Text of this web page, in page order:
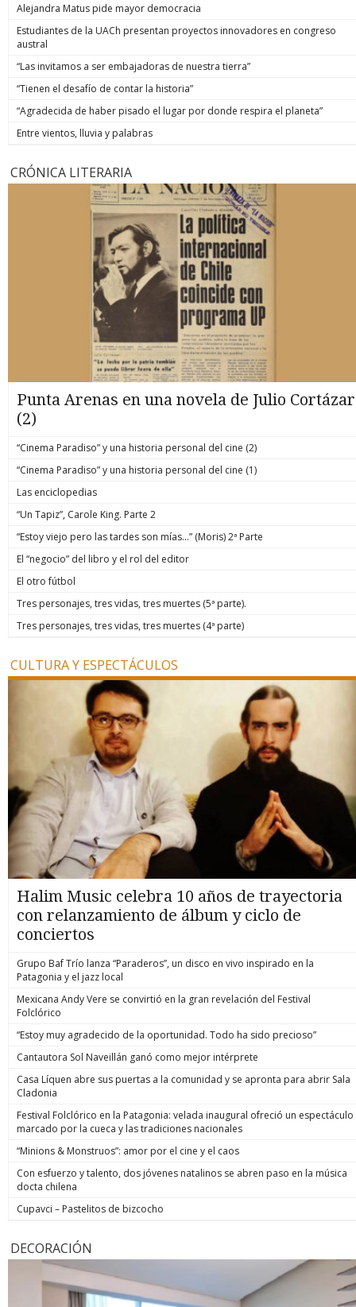
Alejandra Matus pide mayor democracia
Estudiantes de la UACh presentan proyectos innovadores en congreso
austral
“Las invitamos a ser embajadoras de nuestra tierra”
“Tienen el desafío de contar la historia”
“Agradecida de haber pisado el lugar por donde respira el planeta”
Entre vientos, lluvia y palabras
CRÓNICA LITERARIA
Punta Arenas en una novela de Julio Cortázar
(2)
“Cinema Paradiso” y una historia personal del cine (2)
“Cinema Paradiso” y una historia personal del cine (1)
Las enciclopedias
“Un Tapiz”, Carole King. Parte 2
“Estoy viejo pero las tardes son mías…” (Moris) 2ª Parte
El “negocio” del libro y el rol del editor
El otro fútbol
Tres personajes, tres vidas, tres muertes (5ª parte).
Tres personajes, tres vidas, tres muertes (4ª parte)
CULTURA Y ESPECTÁCULOS
Halim Music celebra 10 años de trayectoria
con relanzamiento de álbum y ciclo de
conciertos
Grupo Baf Trío lanza “Paraderos”, un disco en vivo inspirado en la
Patagonia y el jazz local
Mexicana Andy Vere se convirtió en la gran revelación del Festival
Folclórico
“Estoy muy agradecido de la oportunidad. Todo ha sido precioso”
Cantautora Sol Naveillán ganó como mejor intérprete
Casa Líquen abre sus puertas a la comunidad y se apronta para abrir Sala
Cladonia
Festival Folclórico en la Patagonia: velada inaugural ofreció un espectáculo
marcado por la cueca y las tradiciones nacionales
“Minions & Monstruos”: amor por el cine y el caos
Con esfuerzo y talento, dos jóvenes natalinos se abren paso en la música
docta chilena
Cupavci – Pastelitos de bizcocho
DECORACIÓN